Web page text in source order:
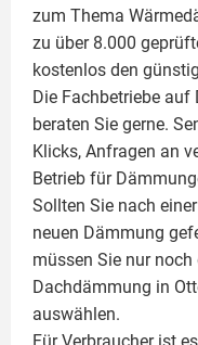
zum Thema
zu über 8.000
kostenlos den
Die Fachbetriebe auf
beraten Sie gerne.
Klicks, Anfragen an
Betrieb für
Sollten Sie nach
neuen Dämmung
müssen Sie nur
Dachdämmung in
auswählen.